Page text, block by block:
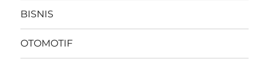
BISNIS
OTOMOTIF